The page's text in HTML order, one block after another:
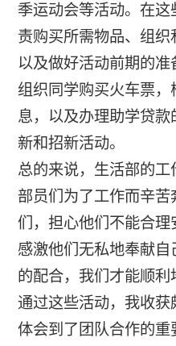
季运动会等活动。在这
责购买所需物品、组织
以及做好活动前期的
组织同学购买火车票
息，以及办理助学贷
新和招新活动。
总的来说，生活部的工
部员们为了工作而辛
们，担心他们不能合
感激他们无私地奉献自
的配合，我们才能顺利
通过这些活动，我收获
体会到了团队合作的